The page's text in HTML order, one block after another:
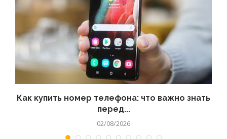
Как купить номер телефона: что важно знать
перед...
02/08/2026